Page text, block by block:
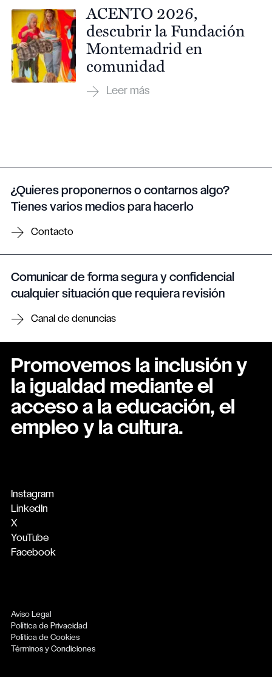
ACENTO 2026,
descubrir la Fundación
Montemadrid en
comunidad
¿Quieres proponernos o contarnos algo?
Tienes varios medios para hacerlo
Contacto
Comunicar de forma segura y confidencial
cualquier situación que requiera revisión
Canal de denuncias
Promovemos la inclusión y
la igualdad mediante el
acceso a la educación, el
empleo y la cultura.
Instagram
LinkedIn
X
YouTube
Facebook
Aviso Legal
Política de Privacidad
Política de Cookies
Términos y Condiciones